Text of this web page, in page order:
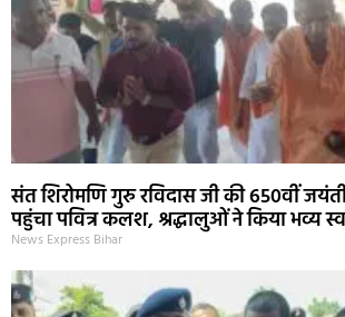
संत शिरोमणि गुरु रविदास जी की 650वीं
पहुंचा पवित्र कलश, श्रद्धालुओं ने किया भव्य
News Express Bihar